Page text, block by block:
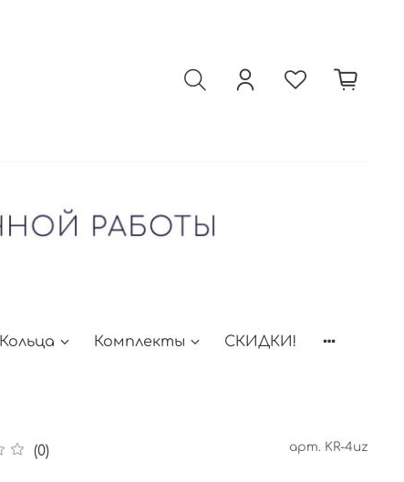
Кольца Комплекты СКИДКИ!
(0) арт. KR-4uz